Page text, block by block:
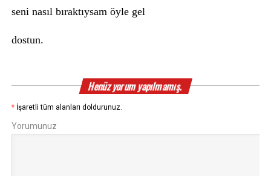
seni nasıl bıraktıysam öyle gel
dostun.
Henüz yorum yapılmamış.
* İşaretli tüm alanları doldurunuz.
Yorumunuz